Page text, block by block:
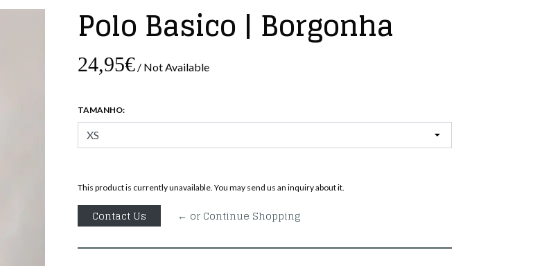
Polo Basico | Borgonha
24,95€ / Not Available
TAMANHO:
This product is currently unavailable. You may send us an inquiry about it.
Contact Us ← or Continue Shopping